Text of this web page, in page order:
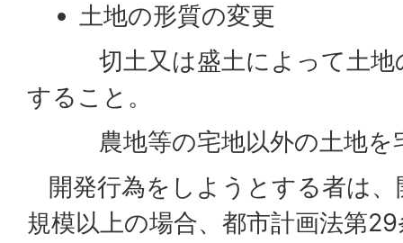
土地の形質の変更
切土又は盛土によって土地
すること。
農地等の宅地以外の土地を
開発行為をしようとする者は、
規模以上の場合、都市計画法第